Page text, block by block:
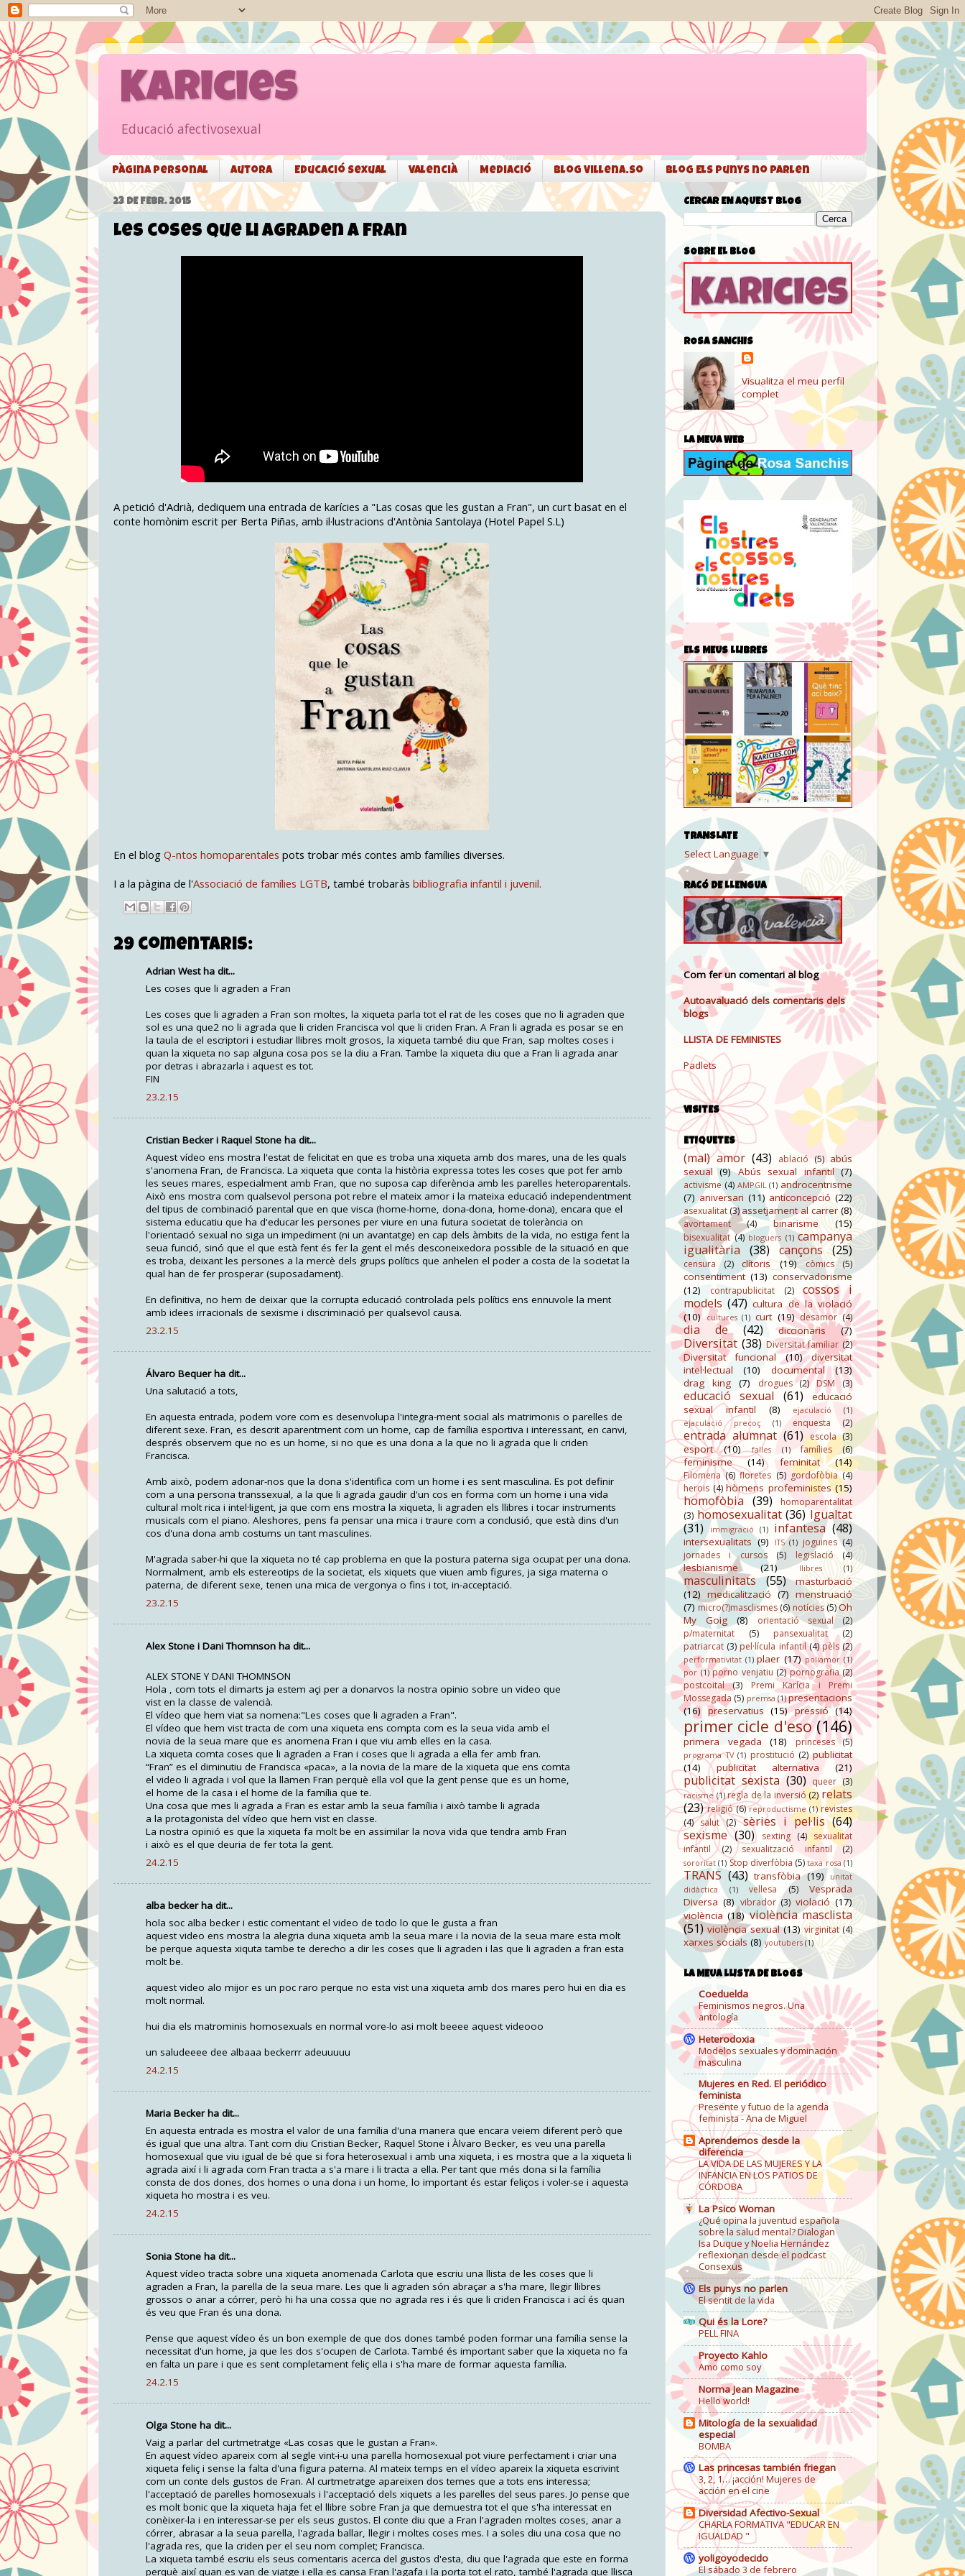
Karicies
Educació afectivosexual
Pàgina personal Autora Educació sexual Valencià Mediació Blog Villena.so Blog Els punys no parlen
23 DE FEBR. 2015
Les coses que li agraden a Fran
A petició d'Adrià, dediquem una entrada de karícies a "Las cosas que les gustan a Fran", un curt basat en el
conte homònim escrit per Berta Piñas, amb il·lustracions d'Antònia Santolaya (Hotel Papel S.L)
En el blog Q-ntos homoparentales pots trobar més contes amb famílies diverses.
I a la pàgina de l'Associació de famílies LGTB, també trobaràs bibliografia infantil i juvenil.
29 comentaris:
Adrian West ha dit...
Les coses que li agraden a Fran
Les coses que li agraden a Fran son moltes, la xiqueta parla tot el rat de les coses que no li agraden que
sol es una que2 no li agrada que li criden Francisca vol que li criden Fran. A Fran li agrada es posar se en
la taula de el escriptori i estudiar llibres molt grosos, la xiqueta també diu que Fran, sap moltes coses i
quan la xiqueta no sap alguna cosa pos se la diu a Fran. Tambe la xiqueta diu que a Fran li agrada anar
por detras i abrazarla i aquest es tot.
FIN
23.2.15
Cristian Becker i Raquel Stone ha dit...
Aquest vídeo ens mostra l'estat de felicitat en que es troba una xiqueta amb dos mares, una de les quals
s'anomena Fran, de Francisca. La xiqueta que conta la història expressa totes les coses que pot fer amb
les seues mares, especialment amb Fran, que no suposa cap diferència amb les parelles heteroparentals.
Això ens mostra com qualsevol persona pot rebre el mateix amor i la mateixa educació independentment
del tipus de combinació parental que en que visca (home-home, dona-dona, home-dona), encara que el
sistema educatiu que ha d'educar les persones per viure en una futura societat de tolerància on
l'orientació sexual no siga un impediment (ni un avantatge) en cap dels àmbits de la vida, no estiga fent la
seua funció, sinó que el que està fent és fer la gent el més desconeixedora possible de la situació en que
es troba, deixant les persones a la mercè dels grups polítics que anhelen el poder a costa de la societat la
qual han de fer prosperar (suposadament).
En definitiva, no hem de deixar que la corrupta educació controlada pels polítics ens ennuvole la ment
amb idees irracionals de sexisme i discriminació per qualsevol causa.
23.2.15
Álvaro Bequer ha dit...
Una salutació a tots,
En aquesta entrada, podem vore com es desenvolupa l'integra-ment social als matrimonis o parelles de
diferent sexe. Fran, es descrit aparentment com un home, cap de família esportiva i interessant, en canvi,
després observem que no es un home, si no que es una dona a la que no li agrada que li criden
Francisca.
Amb això, podem adonar-nos que la dona s'identifica com un home i es sent masculina. Es pot definir
com a una persona transsexual, a la que li agrada gaudir d'un cos en forma com un home i una vida
cultural molt rica i intel·ligent, ja que com ens mostra la xiqueta, li agraden els llibres i tocar instruments
musicals com el piano. Aleshores, pens fa pensar una mica i traure com a conclusió, que està dins d'un
cos d'una dona amb costums un tant masculines.
M'agrada saber-hi que la xiqueta no té cap problema en que la postura paterna siga ocupat per una dona.
Normalment, amb els estereotips de la societat, els xiquets que viuen amb figures, ja siga materna o
paterna, de diferent sexe, tenen una mica de vergonya o fins i tot, in-acceptació.
23.2.15
Alex Stone i Dani Thomnson ha dit...
ALEX STONE Y DANI THOMNSON
Hola , com tots el dimarts ja estem açi per a donarvos la nostra opinio sobre un video que
vist en la classe de valencià.
El vídeo que hem viat sa nomena:"Les coses que li agraden a Fran".
El vídeo que hem vist tracta de com una xiqueta ens compta com es la seua vida amb el
novia de la seua mare que es anomena Fran i que viu amb elles en la casa.
La xiqueta comta coses que li agraden a Fran i coses que li agrada a ella fer amb fran.
“Fran” es el diminutiu de Francisca «paca», a la novia de la mare de la xiqueta que ens comta
el video li agrada i vol que la llamen Fran perquè ella vol que la gent pense que es un home,
el home de la casa i el home de la família que te.
Una cosa que mes li agrada a Fran es estar amb la seua família i això tambe li agrada
a la protagonista del vídeo que hem vist en classe.
La nostra opinió es que la xiqueta fa molt be en assimilar la nova vida que tendra amb Fran
i això es el que deuria de fer tota la gent.
24.2.15
alba becker ha dit...
hola soc alba becker i estic comentant el video de todo lo que le gusta a fran
aquest video ens mostra la alegria duna xiqueta amb la seua mare i la novia de la seua mare esta molt
be perque aquesta xiquta tambe te derecho a dir les coses que li agraden i las que li agraden a fran esta
molt be.
aquest video alo mijor es un poc raro perque no esta vist una xiqueta amb dos mares pero hui en dia es
molt normal.
hui dia els matrominis homosexuals en normal vore-lo asi molt beeee aquest videooo
un saludeeee dee albaaa beckerrr adeuuuuu
24.2.15
Maria Becker ha dit...
En aquesta entrada es mostra el valor de una família d'una manera que encara veiem diferent però que
és igual que una altra. Tant com diu Cristian Becker, Raquel Stone i Àlvaro Becker, es veu una parella
homosexual que viu igual de bé que si fora heterosexual i amb una xiqueta, i es mostra que a la xiqueta li
agrada així i li agrada com Fran tracta a s'a mare i li tracta a ella. Per tant que més dona si la família
consta de dos dones, dos homes o una dona i un home, lo important és estar feliços i voler-se i aquesta
xiqueta ho mostra i es veu.
24.2.15
Sonia Stone ha dit...
Aquest vídeo tracta sobre una xiqueta anomenada Carlota que escriu una llista de les coses que li
agraden a Fran, la parella de la seua mare. Les que li agraden són abraçar a s'ha mare, llegir llibres
grossos o anar a córrer, però hi ha una cossa que no agrada res i és que li criden Francisca i ací és quan
és veu que Fran és una dona.
Pense que aquest vídeo és un bon exemple de que dos dones també poden formar una família sense la
necessitat d'un home, ja que les dos s'ocupen de Carlota. També és important saber que la xiqueta no fa
en falta un pare i que es sent completament feliç ella i s'ha mare de formar aquesta família.
24.2.15
Olga Stone ha dit...
Vaig a parlar del curtmetratge «Las cosas que le gustan a Fran».
En aquest vídeo apareix com al segle vint-i-u una parella homosexual pot viure perfectament i criar una
xiqueta feliç i sense la falta d'una figura paterna. Al mateix temps en el vídeo apareix la xiqueta escrivint
com un conte dels gustos de Fran. Al curtmetratge apareixen dos temes que a tots ens interessa;
l'acceptació de parelles homosexuals i l'acceptació dels xiquets a les parelles del seus pares. Jo pense que
es molt bonic que la xiqueta haja fet el llibre sobre Fran ja que demuestra tot el que s'ha interessat en
conèixer-la i en interessar-se per els seus gustos. El conte diu que a Fran l'agraden moltes coses, anar a
córrer, abrasar a la seua parella, l'agrada ballar, llegir i moltes coses mes. I a soles diu una cosa que no
l'agrada res, que la criden per el seu nom complet; Francisca.
La xiqueta també escriu els seus comentaris acerca del gustos d'esta, diu que l'agrada que este en forma
perquè així quan es van de viatge i ella es cansa Fran l'agafa i la porta tot el rato, també l'agrada que llisca
CERCAR EN AQUEST BLOG
SOBRE EL BLOG
ROSA SANCHIS
Visualitza el meu perfil
complet
LA MEUA WEB
ELS MEUS LLIBRES
TRANSLATE
Select Language ▼
RACÓ DE LLENGUA
Com fer un comentari al blog
Autoavaluació dels comentaris dels
blogs
LLISTA DE FEMINISTES
Padlets
VISITES
ETIQUETES
(mal) amor (43) ablació (5) abús
sexual (9) Abús sexual infantil (7)
activisme (4) AMPGIL (1) androcentrisme
(7) aniversari (11) anticoncepció (22)
asexualitat (3)assetjament al carrer (8)
avortament (4) binarisme (15)
bisexualitat (4) bloguers (1) campanya
igualitària
(38) cançons (25)
censura (2) clítoris (19) còmics (5)
consentiment (13) conservadorisme
(12)
contrapublicitat (2)
cossos i
models (47) cultura de la violació
(10) cultures (1) curt (19) desamor (4)
dia de (42) diccionaris (7)
Diversitat (38) Diversitat familiar (2)
Diversitat funcional (10)
diversitat
intel·lectual
(10) documental
(13)
drag king
(7) drogues (2) DSM (3)
educació sexual (61)
educació
sexual infantil
(8) ejaculació
(1)
ejaculació precoç
(1) enquesta (2)
entrada alumnat (61) escola (3)
esport (10) falles (1) famílies (6)
feminisme (14) feminitat (14)
Filomena (6) floretes (5) gordofòbia (4)
herois (4) hòmens profeministes (15)
homofòbia (39)
homoparentalitat
(3) homosexualitat (36) Igualtat
(31)
immigració (1) infantesa (48)
intersexualitats (9) ITS (1) joguines (4)
jornades i cursos
(5) legislació (4)
lesbianisme (21) llibres (1)
masculinitats (55)
masturbació
(12) medicalització (7) menstruació
(7) micro(?)masclismes (6) notícies(5)Oh
My Goig
(8) orientació sexual
(2)
p/maternitat
(5) pansexualitat
(2)
patriarcat (3) pel·lícula infantil (4) pèls (2)
performativitat (1) plaer (17) poliamor (1)
por (1) porno venjatiu (2) pornografia (2)
postcoital
(3)
Premi Karícia i Premi
Mossegada (5) premsa (1) presentacions
(16) preservatius (15) pressió (14)
primer cicle d'eso (146)
primera vegada (18) princeses (5)
programa TV (1) prostitució (2) publicitat
(14)
publicitat alternativa (21)
publicitat sexista (30) queer (3)
racisme (1) regla de la inversió (2) relats
(23) religió (6) reproductisme (1) revistes
(4) salut (2) sèries i pel·lis (64)
sexisme (30) sexting (4) sexualitat
infantil
(2) sexualització infantil (2)
sororitat (1) Stop diverfòbia (5) taxa rosa (1)
TRANS (43) transfòbia (19)
unitat
didàctica
(1) vellesa (5)
Vesprada
Diversa (8) vibrador (3) violació (17)
violència (18) violència masclista
(51) violència sexual (13) virginitat (4)
xarxes socials (8) youtubers (1)
LA MEUA LLISTA DE BLOGS
Coeduelda
Feminismos negros. Una
antología
Heterodoxia
Modelos sexuales y dominación
masculina
Mujeres en Red. El periódico
feminista
Presente y futuo de la agenda
feminista - Ana de Miguel
Aprendemos desde la
diferencia
LA VIDA DE LAS MUJERES Y LA
INFANCIA EN LOS PATIOS DE
CÓRDOBA
La Psico Woman
¿Qué opina la juventud española
sobre la salud mental? Dialogan
Isa Duque y Noelia Hernández
reflexionan desde el podcast
Consexus
Els punys no parlen
El sentit de la vida
Qui és la Lore?
PELL FINA
Proyecto Kahlo
Amo como soy
Norma Jean Magazine
Hello world!
Mitología de la sexualidad
especial
BOMBA
Las princesas también friegan
3, 2, 1… ¡acción! Mujeres de
acción en el cine
Diversidad Afectivo-Sexual
CHARLA FORMATIVA "EDUCAR EN
IGUALDAD "
yoligoyodecido
El sábado 3 de febrero